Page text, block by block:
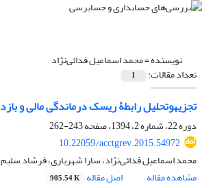
نویسنده =محمد اسماعیل فدائی‌نژاد
تعداد مقالات: 1
تجزیه‎وتحلیل رابطۀ ریسک درماندگی مالی و بازده سهام
دوره 22، شماره 2، 1394، صفحه
243-262
10.22059/acctgrev.2015.54972
محمد اسماعیل فدائی‌نژاد، سارا شهریاری، فرشاد سلیم
مشاهده مقاله
اصل مقاله 905.54 K